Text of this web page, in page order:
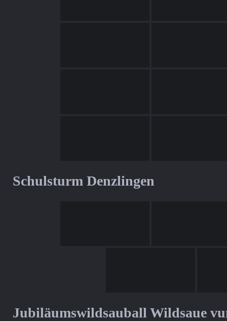
Schulsturm Denzlingen
Jubiläumswildsauball Wildsaue